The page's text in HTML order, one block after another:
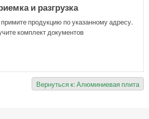
и разгрузка
продукцию по указанному адресу.
комплект документов
Вернуться к: Алюминиевая плита